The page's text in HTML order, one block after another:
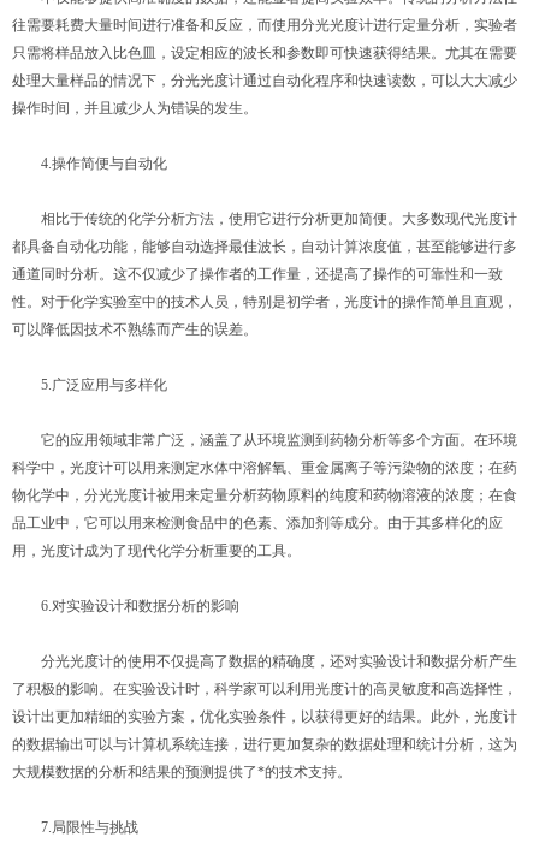
往需要耗费大量时间进行准备和反应，而使用分光光度计进行定量分析，实验者
只需将样品放入比色皿，设定相应的波长和参数即可快速获得结果。尤其在需要
处理大量样品的情况下，分光光度计通过自动化程序和快速读数，可以大大减少
操作时间，并且减少人为错误的发生。
4.操作简便与自动化
相比于传统的化学分析方法，使用它进行分析更加简便。大多数现代光度计
都具备自动化功能，能够自动选择最佳波长，自动计算浓度值，甚至能够进行多
通道同时分析。这不仅减少了操作者的工作量，还提高了操作的可靠性和一致
性。对于化学实验室中的技术人员，特别是初学者，光度计的操作简单且直观，
可以降低因技术不熟练而产生的误差。
5.广泛应用与多样化
它的应用领域非常广泛，涵盖了从环境监测到药物分析等多个方面。在环境
科学中，光度计可以用来测定水体中溶解氧、重金属离子等污染物的浓度；在药
物化学中，分光光度计被用来定量分析药物原料的纯度和药物溶液的浓度；在食
品工业中，它可以用来检测食品中的色素、添加剂等成分。由于其多样化的应
用，光度计成为了现代化学分析重要的工具。
6.对实验设计和数据分析的影响
分光光度计的使用不仅提高了数据的精确度，还对实验设计和数据分析产生
了积极的影响。在实验设计时，科学家可以利用光度计的高灵敏度和高选择性，
设计出更加精细的实验方案，优化实验条件，以获得更好的结果。此外，光度计
的数据输出可以与计算机系统连接，进行更加复杂的数据处理和统计分析，这为
大规模数据的分析和结果的预测提供了*的技术支持。
7.局限性与挑战